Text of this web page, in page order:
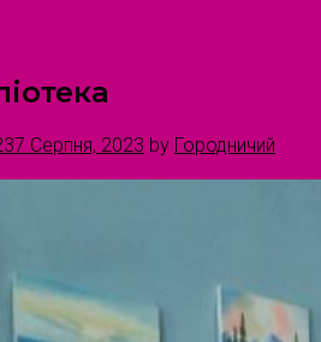
7 Серпня, 2023 by Городничий